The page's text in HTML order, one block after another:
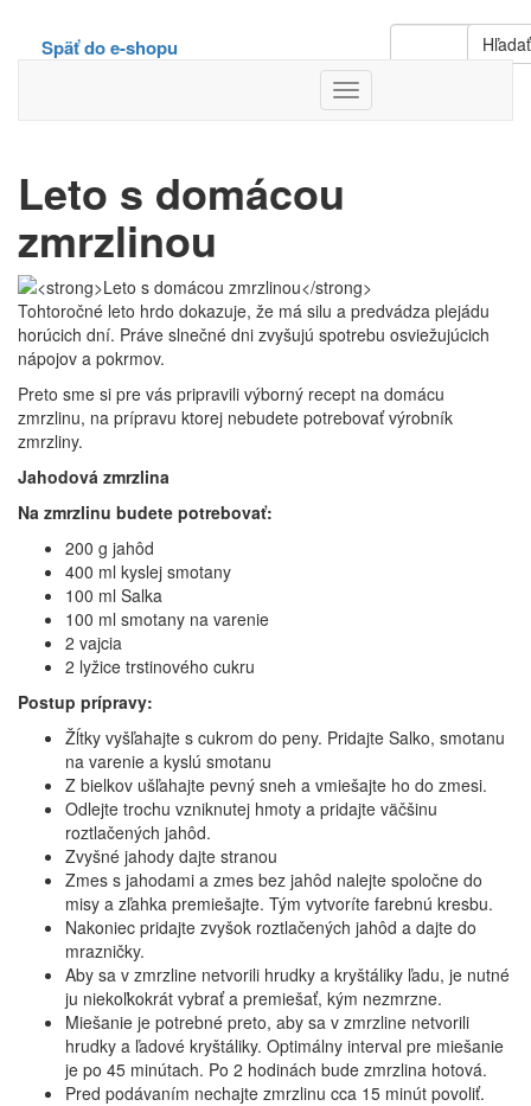
Hľadať
Späť do e-shopu
Toggle
Navigation
Leto s domácou
zmrzlinou
Tohtoročné leto hrdo dokazuje, že má silu a predvádza plejádu
horúcich dní. Práve slnečné dni zvyšujú spotrebu osviežujúcich
nápojov a pokrmov.
Preto sme si pre vás pripravili výborný recept na domácu
zmrzlinu, na prípravu ktorej nebudete potrebovať výrobník
zmrzliny.
Jahodová zmrzlina
Na zmrzlinu budete potrebovať:
200 g jahôd
400 ml kyslej smotany
100 ml Salka
100 ml smotany na varenie
2 vajcia
2 lyžice trstinového cukru
Postup prípravy:
Žĺtky vyšľahajte s cukrom do peny. Pridajte Salko, smotanu
na varenie a kyslú smotanu
Z bielkov ušľahajte pevný sneh a vmiešajte ho do zmesi.
Odlejte trochu vzniknutej hmoty a pridajte väčšinu
roztlačených jahôd.
Zvyšné jahody dajte stranou
Zmes s jahodami a zmes bez jahôd nalejte spoločne do
misy a zľahka premiešajte. Tým vytvoríte farebnú kresbu.
Nakoniec pridajte zvyšok roztlačených jahôd a dajte do
mrazničky.
Aby sa v zmrzline netvorili hrudky a kryštáliky ľadu, je nutné
ju niekoľkokrát vybrať a premiešať, kým nezmrzne.
Miešanie je potrebné preto, aby sa v zmrzline netvorili
hrudky a ľadové kryštáliky. Optimálny interval pre miešanie
je po 45 minútach. Po 2 hodinách bude zmrzlina hotová.
Pred podávaním nechajte zmrzlinu cca 15 minút povoliť.